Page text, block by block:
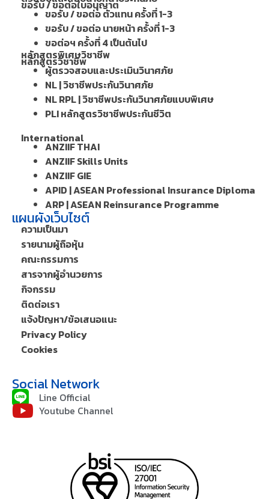
ขอรับ / ขอต่อใบอนุญาต
ขอรับ / ขอต่อ ตัวแทน ครั้งที่ 1-3
ขอรับ / ขอต่อ นายหน้า ครั้งที่ 1-3
ขอต่อฯ ครั้งที่ 4 เป็นต้นไป
หลักสูตรพิเศษวิชาชีพ
หลักสูตรวิชาชีพ
ผู้ตรวจสอบและประเมินวินาศภัย
NL | วิชาชีพประกันวินาศภัย
NL RPL | วิชาชีพประกันวินาศภัยแบบพิเศษ
PLI หลักสูตรวิชาชีพประกันชีวิต
International
ANZIIF THAI
ANZIIF Skills Units
ANZIIF GIE
APID | ASEAN Professional Insurance Diploma
ARP | ASEAN Reinsurance Programme
แผนผังเว็บไซต์
ความเป็นมา
รายนามผู้ถือหุ้น
คณะกรรมการ
สารจากผู้อำนวยการ
กิจกรรม
ติดต่อเรา
แจ้งปัญหา/ข้อเสนอแนะ
Privacy Policy
Cookies
Social Network
Line Official
Youtube Channel